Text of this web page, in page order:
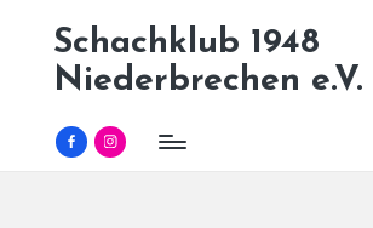
Schachklub 1948
Niederbrechen e.V.
Facebook
Instagram